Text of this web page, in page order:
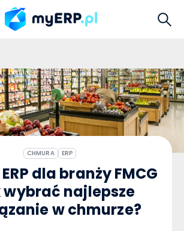
CHMURA ERP
dla branży FMCG
wybrać najlepsze
w chmurze?